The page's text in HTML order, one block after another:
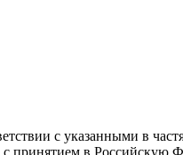
с указанными в
с принятием в